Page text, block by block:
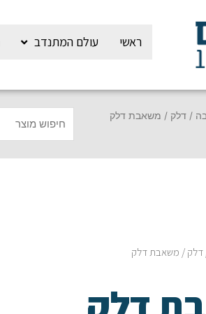
ראשי עולם המתנדב
/ דלק / משאבת דלק
דלק / משאבת דלק